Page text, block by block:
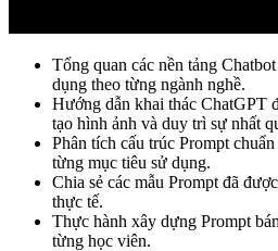
Tổng quan các nền tảng
dụng theo từng ngành nghề.
Hướng dẫn khai thác ChatGPT
tạo hình ảnh và duy trì sự nhất
Phân tích cấu trúc Prompt
từng mục tiêu sử dụng.
Chia sẻ các mẫu Prompt đã
thực tế.
Thực hành xây dựng Prompt
từng học viên.